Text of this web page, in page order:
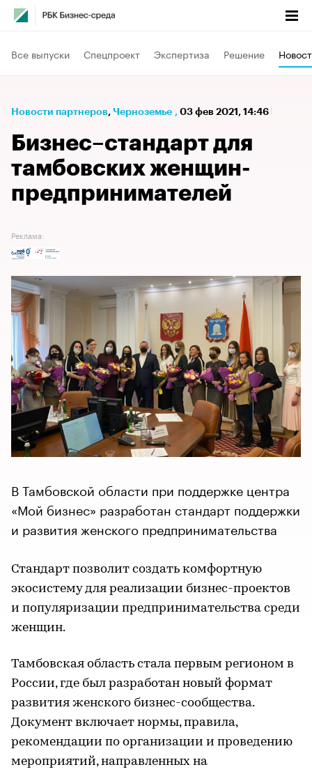
Все выпуски Спецпроект Экспертиза Решение
Новости партнеров⁠, Черноземье , 03 фев 2021, 14:46
Бизнес–стандарт для
тамбовских женщин-
предпринимателей
Реклама:
В Тамбовской области при поддержке центра
«Мой бизнес» разработан стандарт поддержки
и развития женского предпринимательства
Стандарт позволит создать комфортную
экосистему для реализации бизнес-проектов
и популяризации предпринимательства среди
женщин.
Тамбовская область стала первым регионом в
России, где был разработан новый формат
развития женского бизнес-сообщества.
Документ включает нормы, правила,
рекомендации по организации и проведению
мероприятий, направленных на